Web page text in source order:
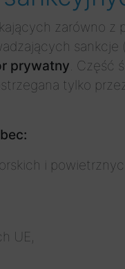
zarówno z
sankcje
prywatny. Część
tylko
i
UE,